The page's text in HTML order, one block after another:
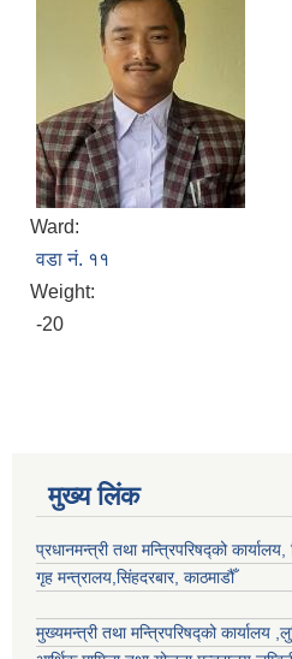
Ward:
वडा नं. ११
Weight:
-20
मुख्य लिंक
प्रधानमन्त्री तथा मन्त्रिपरिषद्को
गृह मन्त्रालय,सिंहदरबार, काठमाडौँ
मुख्यमन्त्री तथा मन्त्रिपरिषद्को कार्यालय